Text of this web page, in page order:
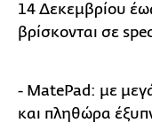
14 Δεκεμβρίου
βρίσκονται σε
- MatePad: με
και πληθώρα